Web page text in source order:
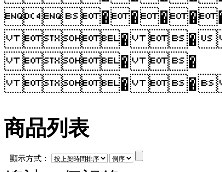
� �
� �
� �
商品列表
顯示方式：